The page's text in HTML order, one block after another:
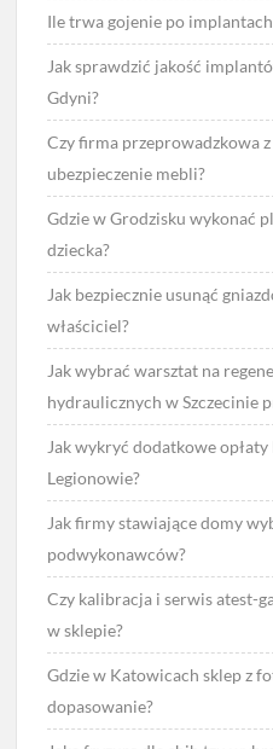
Ile trwa gojenie po
Jak sprawdzić jakość
Gdyni?
Czy firma przeprowadzkowa
ubezpieczenie mebli?
Gdzie w Grodzisku wykonać
dziecka?
Jak bezpiecznie usunąć
właściciel?
Jak wybrać warsztat na
hydraulicznych w Szczecinie
Jak wykryć dodatkowe
Legionowie?
Jak firmy stawiające domy
podwykonawców?
Czy kalibracja i serwis atest-
w sklepie?
Gdzie w Katowicach sklep z
dopasowanie?